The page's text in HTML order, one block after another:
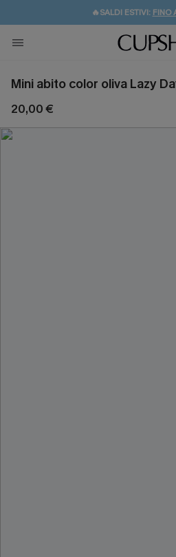
🔥SALDI ESTIVI: FINO
🚚SPEDIZIONE
💌REGALO PER I NUOVI:
Mini abito color oliva Lazy
20,00 €